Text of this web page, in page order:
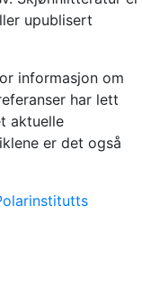
upublisert
informasjon om
har lett
aktuelle
er det også